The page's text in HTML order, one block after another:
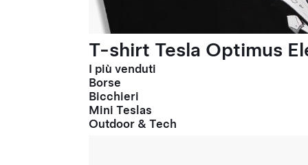
T-shirt Tesla Optimus
I più venduti
Borse
Bicchieri
Mini Teslas
Outdoor & Tech